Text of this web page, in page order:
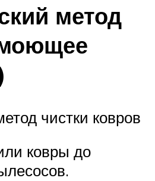
метод
чистки ковров
ковры до